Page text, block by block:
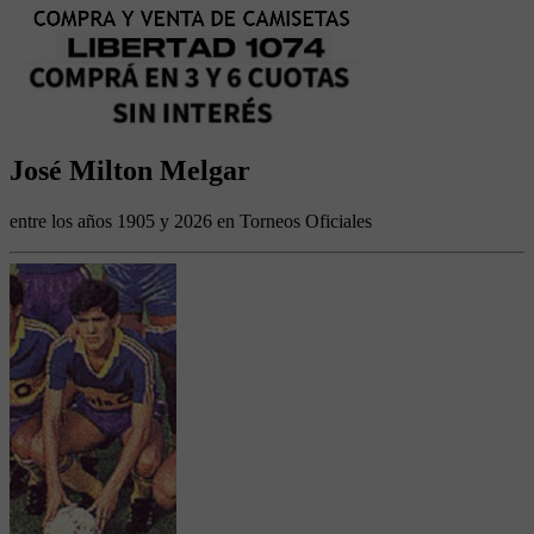
José Milton Melgar
entre los años 1905 y 2026 en Torneos Oficiales